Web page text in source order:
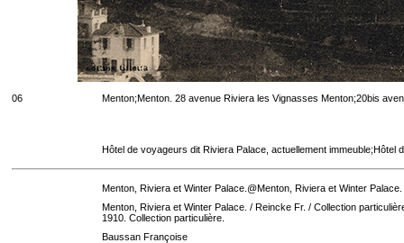
06 Menton;Menton. 28 avenue Riviera les Vignasses Menton;20bis
Hôtel de voyageurs dit Riviera Palace, actuellement immeuble;Hôtel
Menton, Riviera et Winter Palace.@Menton, Riviera et Winter Palace.
Menton, Riviera et Winter Palace. / Reincke Fr. / Collection
1910. Collection particulière.
Baussan Françoise